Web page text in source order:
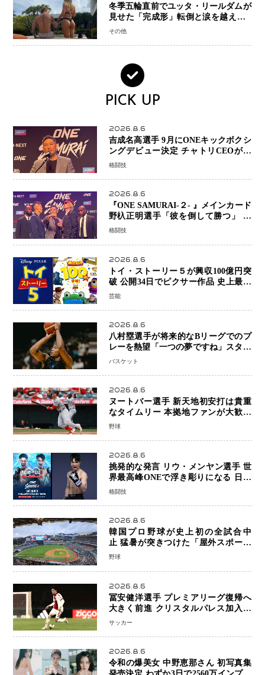
冬季五輪直前でユッタ・リールダムが
見せた「完成形」転倒と涙を越えて─
ミラノで金を狙うオランダ女王の現在
その他
PICK UP
2026.8.6
吉成名高選手 9月にONEキックボクシ
ングデビュー決定 チャトリCEOがサ
プライズ発表 2カ月連続参戦へ
格闘技
2026.8.6
『ONE SAMURAI-２- 』メインカード
野杁正明選手「彼を倒して勝つ」 リ
ウ・メンヤンとの因縁に決着へ 再起
初戦
格闘技
2026.8.6
トイ・ストーリー５が興収100億円突
破 公開34日でピクサー作品 史上最速
日本歴代シリーズ最高更新も目前
芸能
2026.8.6
八村塁選手が将来的なBリーグでのプ
レーを熱望「一つの夢ですね」スター
帰還がリーグ価値を押し上げる可能性
バスケット
2026.8.6
ヌートバー選手 新天地初安打は貴重
なタイムリー 本拠地ファンが大歓声
笑顔で歓喜
野球
2026.8.6
挑発的な発言 リウ・メンヤン選手 世
界最高峰ONEで浮き彫りになる 日本
キックボクシングが直面する“技術
格闘技
2026.8.6
韓国プロ野球が史上初の全試合中
止 猛暑が突きつけた「屋外スポーツ
の限界」 日本発のドーム型施設時代
野球
2026.8.6
冨安健洋選手 プレミアリーグ復帰へ
大きく前進 クリスタルパレス加入目
前 メディカルチェックも通過
サッカー
2026.8.6
令和の爆美女 中野恵那さん 初写真集